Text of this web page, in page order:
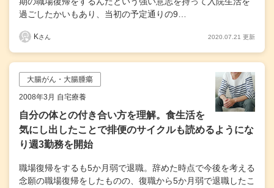
過ごしたかいもあり、当初の予定通りの9…
Kさん 2020.07.21 更新
大腸がん・大腸腫瘍
2008年3月 自宅療養
自分の体との付き合い方を理解。食生活を
気にし出したことで排便のサイクルも読めるようにな
り週3勤務を開始
職場復帰をするも5か月弱で退職。辞めた時点で今後を考える
念願の職場復帰をしたものの、復職から5か月弱で退職したこ